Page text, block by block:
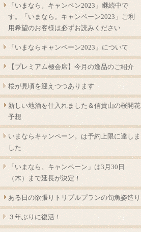
「いまなら。キャンペン2023」継続中で
す。「いまなら。キャンペーン2023」ご利
用希望のお客様は必ずお読みください
「いまならキャンペーン2023」について
【プレミアム極会席】今月の逸品のご紹介
桜が見頃を迎えつつあります
新しい地酒を仕入れました＆信貴山の桜開花
予想
いまならキャンペーン。は予約上限に達しま
した
「いまなら。キャンペーン」は3月30日
（木）まで延長が決定！
ある日の欲張りトリプルプランの旬魚姿造り
３年ぶりに復活！